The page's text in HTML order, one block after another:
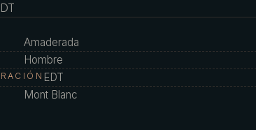
Amaderada
Hombre
EDT
Mont Blanc